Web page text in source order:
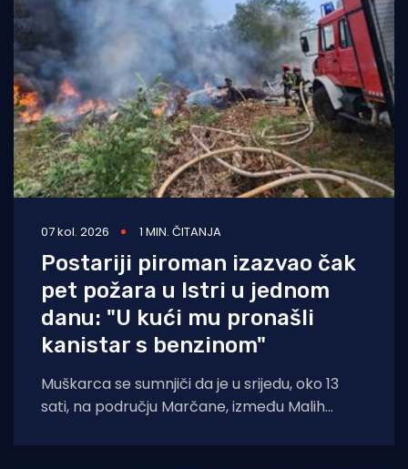
07 kol. 2026 1 MIN. ČITANJA
Postariji piroman izazvao čak
pet požara u Istri u jednom
danu: "U kući mu pronašli
kanistar s benzinom"
Muškarca se sumnjiči da je u srijedu, oko 13
sati, na području Marčane, između Malih